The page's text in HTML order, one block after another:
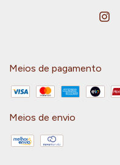
Meios de pagamento
Meios de envio